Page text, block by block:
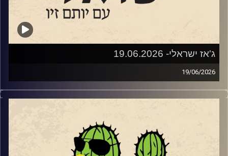
מאחורי הפסטיבל עומדים ביחד עמותת דרך הג׳אז וקואופרטיב
של הרכבי ג׳אז ישראליים, בשיתוף המועצה המקומית פרדס
חנה כרכור, המתנ״ס וחברת אפיק תקשורת. בניהול אמנותי של
אלון שטרן והפקה של עדי שטרן.
שוחחנו עם אלון (א-טמפו) שטרן
אטמפו • לוח הופעות מעודכן 2026 • הזמנת כרטיסים • פורטל
וגם עם חלק מהמוזיקאים שיופיעו:
ג'אז ישראלי- 19.06.2026
19/06/2026
השבוע בג'ז ישראלי
מה הקשר בין מוצארט, אלביס, דבורים, מחול ומודעות
הכוראוגרףיגור משניקוב ומנהלת הלהקה, תכלת